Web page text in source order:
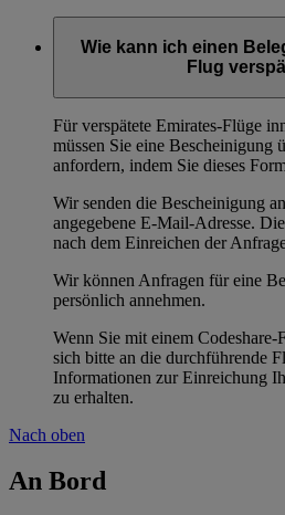
Wie kann ich einen
Flug
Für verspätete Emirates-Flüge
müssen Sie eine Bescheinigung
anfordern, indem Sie dieses
Wir senden die Bescheinigung
angegebene E-Mail-Adresse.
nach dem Einreichen der
Wir können Anfragen für eine
persönlich annehmen.
Wenn Sie mit einem
sich bitte an die durchführende
Informationen zur Einreichung
zu erhalten.
Nach oben
An Bord